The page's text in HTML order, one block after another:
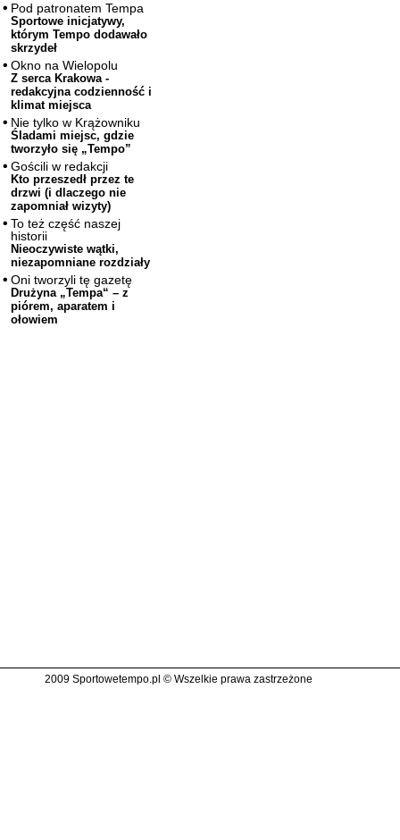
Pod patronatem Tempa
Sportowe inicjatywy,
którym Tempo dodawało
skrzydeł
Okno na Wielopolu
Z serca Krakowa -
redakcyjna codzienność i
klimat miejsca
Nie tylko w Krążowniku
Śladami miejsc, gdzie
tworzyło się „Tempo”
Gościli w redakcji
Kto przeszedł przez te
drzwi (i dlaczego nie
zapomniał wizyty)
To też część naszej
historii
Nieoczywiste wątki,
niezapomniane rozdziały
Oni tworzyli tę gazetę
Drużyna „Tempa“ – z
piórem, aparatem i
ołowiem
2009 Sportowetempo.pl © Wszelkie prawa zastrzeżone